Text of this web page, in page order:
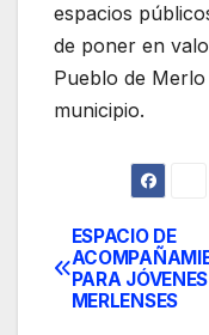
espacios
de poner en
Pueblo de
municipio.
Post
ESPACIO DE
PARA JÓVENES
MERLENSES